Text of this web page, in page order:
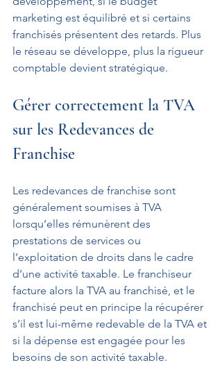
marketing est équilibré et si certains
franchisés présentent des retards. Plus
le réseau se développe, plus la rigueur
comptable devient stratégique.
Gérer correctement la TVA
sur les Redevances de
Franchise
Les redevances de franchise sont
généralement soumises à TVA
lorsqu’elles rémunèrent des
prestations de services ou
l’exploitation de droits dans le cadre
d’une activité taxable. Le franchiseur
facture alors la TVA au franchisé, et le
franchisé peut en principe la récupérer
s’il est lui-même redevable de la TVA et
si la dépense est engagée pour les
besoins de son activité taxable.